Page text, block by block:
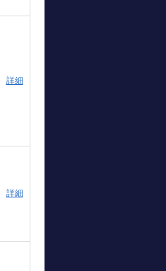
詳細
詳細